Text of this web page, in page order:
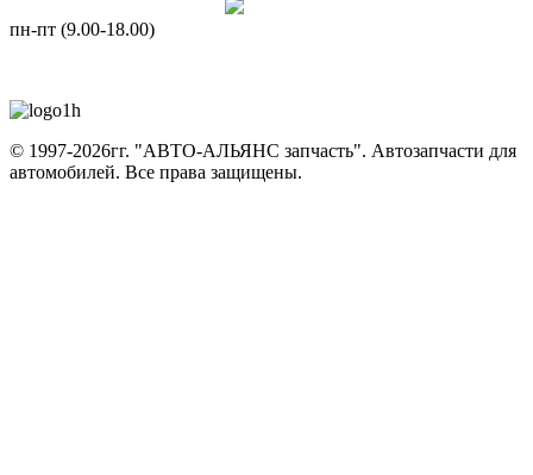
пн-пт (9.00-18.00)
© 1997-2026гг. "АВТО-АЛЬЯНС запчасть". Автозапчасти для
автомобилей. Все права защищены.